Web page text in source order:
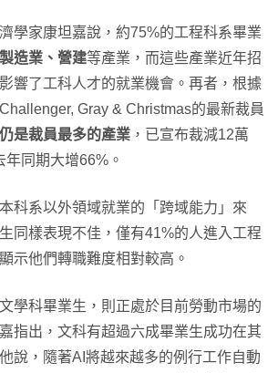
學家康坦嘉說，約75%的工程科系畢業
造業、營建等產業，而這些產業近年招
響了工科人才的就業機會。再者，根據
Gray & Christmas的最新裁員
是裁員最多的產業 ，已宣布裁減12萬
同期大增66%。
科系以外領域就業的「跨域能力」來
同樣表現不佳，僅有41%的人進入工程
示他們轉職難度相對較高。
學科畢業生，則正處於目前勞動市場的
指出，文科有超過六成畢業生成功在其
說，隨著AI將越來越多的例行工作自動